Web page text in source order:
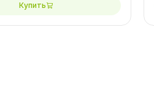
Купить